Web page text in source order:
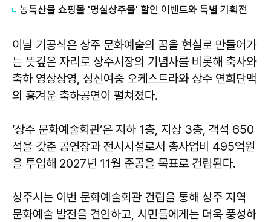
농특산물 쇼핑몰 '명실상주몰' 할인 이벤트와 특별 기획전
이날 기공식은 상주 문화예술의 꿈을 현실로 만들어가
는 뜻깊은 자리로 상주시장의 기념사를 비롯해 축사와
축하 영상상영, 성신여중 오케스트라와 상주 연희단맥
의 흥겨운 축하공연이 펼쳐졌다.
‘상주 문화예술회관’은 지하 1층, 지상 3층, 객석 650
석을 갖춘 공연장과 전시시설로서 총사업비 495억원
을 투입해 2027년 11월 준공을 목표로 건립된다.
상주시는 이번 문화예술회관 건립을 통해 상주 지역
문화예술 발전을 견인하고, 시민들에게는 더욱 풍성하